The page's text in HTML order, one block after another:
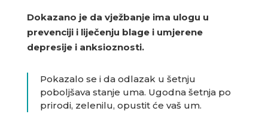
Dokazano je da vježbanje ima ulogu u
prevenciji i liječenju blage i umjerene
depresije i anksioznosti.
Pokazalo se i da odlazak u šetnju
poboljšava stanje uma. Ugodna šetnja po
prirodi, zelenilu, opustit će vaš um.